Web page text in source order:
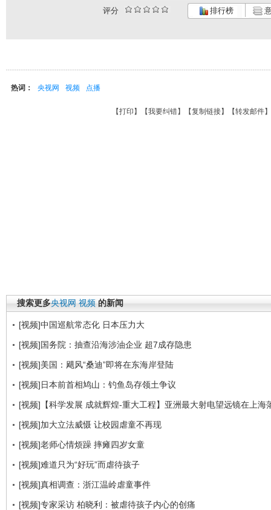
评分 排行榜
热词： 央视网 视频 点播
【打印 】【我要纠错】【复制链接】【转发邮件
搜索更多央视网 视频 的新闻
[视频]中国巡航常态化 日本压力大
[视频]国务院：抽查沿海涉油企业 超7成存隐患
[视频]美国：飓风“桑迪”即将在东海岸登陆
[视频]日本前首相鸠山：钓鱼岛存领土争议
[视频]【科学发展 成就辉煌-重大工程】亚洲最大射电望远镜在上海
[视频]加大立法威慑 让校园虐童不再现
[视频]老师心情烦躁 摔瘫四岁女童
[视频]难道只为“好玩”而虐待孩子
[视频]真相调查：浙江温岭虐童事件
[视频]专家采访 柏晓利：被虐待孩子内心的创痛